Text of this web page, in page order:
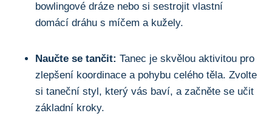
bowlingové⁣ dráze nebo si sestrojit⁣ vlastní
domácí dráhu s míčem a ‌kužely.
Naučte ⁤se tančit: Tanec je skvělou aktivitou pro
zlepšení koordinace a pohybu celého těla. Zvolte
si taneční styl, který vás baví, a začněte se učit
základní kroky.